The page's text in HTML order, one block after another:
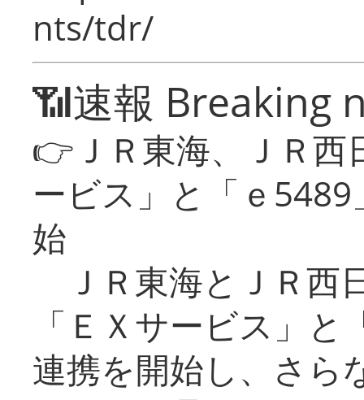
nts/tdr/
📶速報 Breaking
👉ＪＲ東海、ＪＲ
ービス」と「ｅ
始
ＪＲ東海とＪＲ西
「ＥＸサービス」
連携を開始し、さら